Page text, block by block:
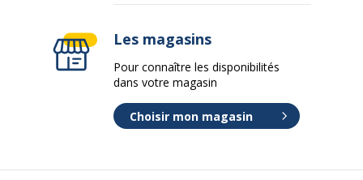
Les magasins
Pour connaître les disponibilités
dans votre magasin
Choisir mon magasin